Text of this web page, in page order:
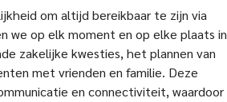
om altijd bereikbaar te zijn via
we op elk moment en op elke plaats in
zakelijke kwesties, het plannen van
met vrienden en familie. Deze
en connectiviteit, waardoor